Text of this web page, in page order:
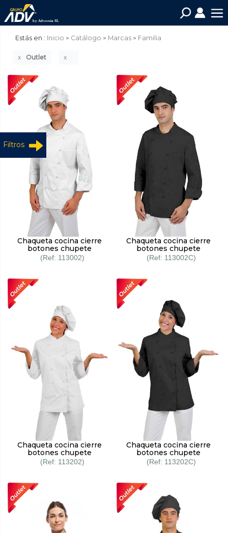
Estás en : Inicio Catálogo Marcas Familia
Filtros
Outlet
Chaqueta cocina cierre
botones chupete
113002
Chaqueta cocina cierre
botones chupete
113002C
Chaqueta cocina cierre
botones chupete
113202
Chaqueta cocina cierre
botones chupete
113202C